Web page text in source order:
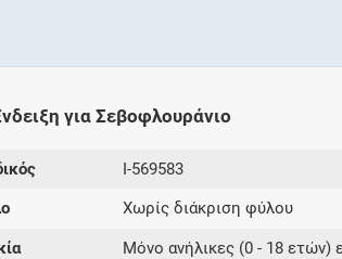
για Σεβοφλουράνιο
I-569583
Χωρίς διάκριση φύλου
Μόνο ανήλικες (0 - 18 ετών)